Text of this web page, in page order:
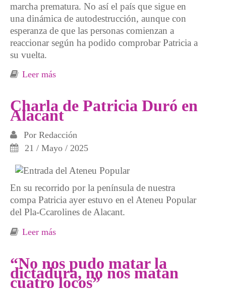
marcha prematura. No así el país que sigue en
una dinámica de autodestrucción, aunque con
esperanza de que las personas comienzan a
reaccionar según ha podido comprobar Patricia a
su vuelta.
Leer más
Charla de Patricia Duró en
Alacant
Por Redacción
21 / Mayo / 2025
En su recorrido por la península de nuestra
compa Patricia ayer estuvo en el Ateneu Popular
del Pla-Ccarolines de Alacant.
Leer más
“No nos pudo matar la
dictadura, no nos matan
cuatro locos”